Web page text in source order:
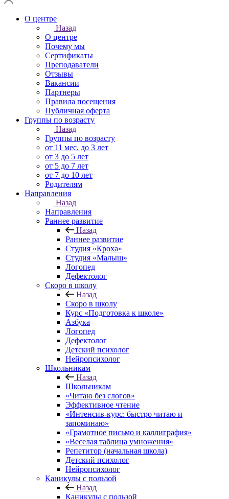
О центре
Назад
О центре
Почему мы
Сертификаты
Преподаватели
Отзывы
Вакансии
Партнеры
Правила посещения
Публичная оферта
Группы по возрасту
Назад
Группы по возрасту
от 11 мес. до 3 лет
от 3 до 5 лет
от 5 до 7 лет
от 7 до 10 лет
Родителям
Направления
Назад
Направления
Раннее развитие
Назад
Раннее развитие
Студия «Кроха»
Студия «Малыш»
Логопед
Дефектолог
Скоро в школу
Назад
Скоро в школу
Курс «Подготовка к школе»
Азбука
Логопед
Дефектолог
Детский психолог
Нейропсихолог
Школьникам
Назад
Школьникам
«Читаю без слогов»
Эффективное чтение
«Интенсив-курс: быстро читаю и
запоминаю»
«Грамотное письмо и каллиграфия»
«Веселая таблица умножения»
Репетитор (начальная школа)
Детский психолог
Нейропсихолог
Каникулы с пользой
Назад
Каникулы с пользой